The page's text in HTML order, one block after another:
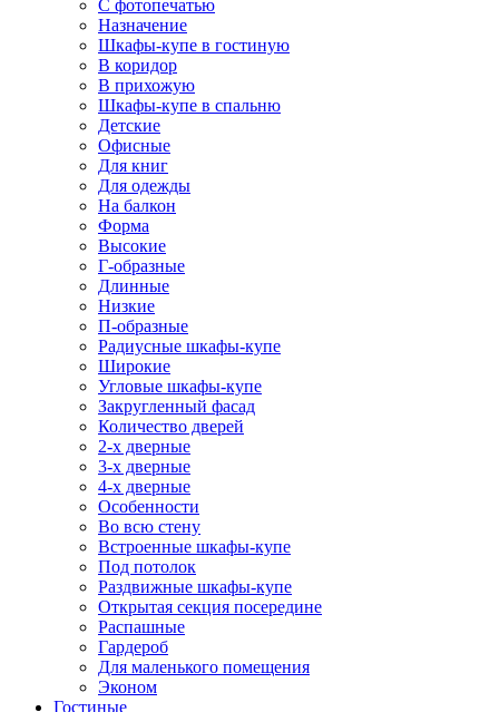
С фотопечатью
Назначение
Шкафы-купе в гостиную
В коридор
В прихожую
Шкафы-купе в спальню
Детские
Офисные
Для книг
Для одежды
На балкон
Форма
Высокие
Г-образные
Длинные
Низкие
П-образные
Радиусные шкафы-купе
Широкие
Угловые шкафы-купе
Закругленный фасад
Количество дверей
2-х дверные
3-х дверные
4-х дверные
Особенности
Во всю стену
Встроенные шкафы-купе
Под потолок
Раздвижные шкафы-купе
Открытая секция посередине
Распашные
Гардероб
Для маленького помещения
Эконом
Гостиные